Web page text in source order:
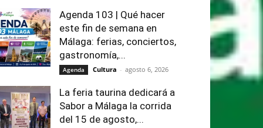
Agenda 103 | Qué hacer
este fin de semana en
Málaga: ferias, conciertos,
gastronomía,...
Agenda Cultura - agosto 6, 2026
La feria taurina dedicará a
Sabor a Málaga la corrida
del 15 de agosto,...